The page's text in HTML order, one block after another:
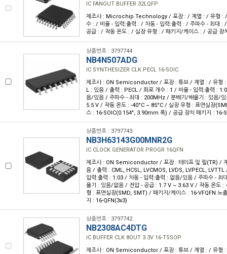
IC FANOUT BUFFER 32LQFP
제조사 : Microchip Technology / 포장 : / 계열 : / 유형 :
수 : / 비율 - 입력:출력 : / 차동 - 입력:출력 : / 주파수 - 최대 :
공급 : / 작동 온도 : / 실장 유형 : / 패키지/케이스 : / 공급 장
상품번호 : 3797744
NB4N507ADG
IC SYNTHESIZER CLK PECL 16-SOIC
제조사 : ON Semiconductor / 포장 : 튜브 / 계열 : / 유형 :
L : 있음 / 출력 : PECL / 회로 개수 : 1 / 비율 - 입력:출력 :
음/있음 / 주파수 - 최대 : 200MHz / 분배기/배율기 : 있음/
5.5 V / 작동 온도 : -40°C ~ 85°C / 실장 유형 : 표면실장
스 : 16-SOIC(0.154", 3.90mm 폭) / 공급 장치 패키지 : 16-
상품번호 : 3797743
NB3H63143G00MNR2G
IC CLOCK GENERATOR PROGR 16QFN
제조사 : ON Semiconductor / 포장 : 테이프 및 릴(TR) /
음 / 출력 : CML, HCSL, LVCMOS, LVDS, LVPECL,
입력:출력 : 1:03 / 차동 - 입력:출력 : 없음/있음 / 주파수 -
율기 : 있음/없음 / 전압 - 공급 : 1.7 V ~ 3.63 V / 작동 온도 :
형 : 표면실장(SMD, SMT) / 패키지/케이스 : 16-VFQFN 노
지 : 16-QFN(3x3)
상품번호 : 3797742
NB2308AC4DTG
IC BUFFER CLK 8OUT 3.3V 16-TSSOP
제조사 : ON Semiconductor / 포장 : 튜브 / 계열 : / 유형